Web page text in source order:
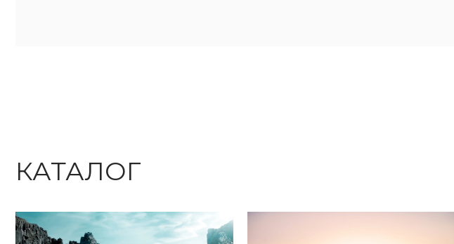
КАТАЛОГ